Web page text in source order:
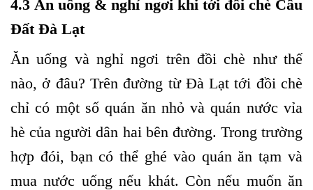
4.3 Ăn uống & nghỉ ngơi khi tới đồi chè Cầu
Đất Đà Lạt
Ăn uống và nghỉ ngơi trên đồi chè như thế
nào, ở đâu? Trên đường từ Đà Lạt tới đồi chè
chỉ có một số quán ăn nhỏ và quán nước vỉa
hè của người dân hai bên đường. Trong trường
hợp đói, bạn có thể ghé vào quán ăn tạm và
mua nước uống nếu khát. Còn nếu muốn ăn